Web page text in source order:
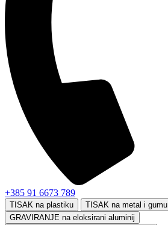
+385 91 6673 789
TISAK na plastiku
TISAK na metal i gumu
GRAVIRANJE na eloksirani aluminij